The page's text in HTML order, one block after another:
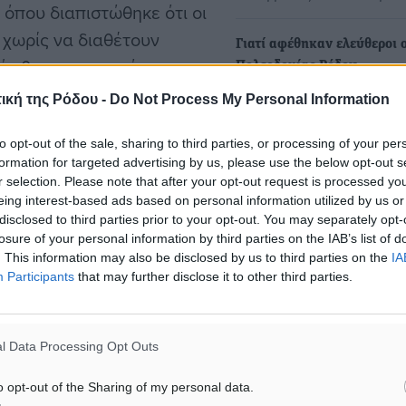
της Ρόδου - Do Not Process My Personal Information
opt-out of the sale, sharing to third parties, or processing of your
for targeted advertising by us, please use the below opt-out
selection. Please note that after your opt-out request is processed
interest-based ads based on personal information utilized by us
to third parties prior to your opt-out. You may separately
of your personal information by third parties on the IAB’s list of
This information may also be disclosed by us to third parties on the
Participants that may further disclose it to other third parties.
Data Processing Opt Outs
opt-out of the Sharing of my personal data.
διαπιστώθηκε ότι οι
να διαθέτουν
με αυτόφωρη
για παράβαση
στη χώρα” .
Είσοδος
αναζήτησης
μας στο Google News ★ ↗
Γιατί αφέθηκαν ελεύθεροι
Πολεοδομίας Ρόδου
Οι κατηγορούμενοι
λογαριασμοί τους είναι
δεσμευμένοι και…
Διακίνηση αλλοδαπών στο
έκαναν με τη θαλαμηγό
ακυβέρνητη στην Πάτμο
Τούρκοι - Εκτεταμένη…